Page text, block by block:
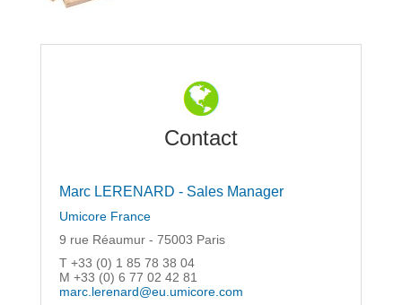
Contact
Marc LERENARD - Sales Manager
Umicore France
9 rue Réaumur - 75003 Paris
T +33 (0) 1 85 78 38 04
M +33 (0) 6 77 02 42 81
marc.lerenard@eu.umicore.com